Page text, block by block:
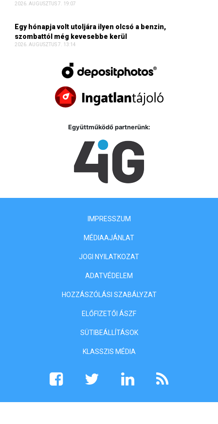
2026. AUGUSZTUS 7. 19:07
Egy hónapja volt utoljára ilyen olcsó a benzin,
szombattól még kevesebbe kerül
2026. AUGUSZTUS 7. 13:14
Együttműködő partnerünk:
IMPRESSZUM
MÉDIAAJÁNLAT
JOGI NYILATKOZAT
ADATVÉDELEM
HOZZÁSZÓLÁSI SZABÁLYZAT
ELŐFIZETŐI ÁSZF
SÜTIBEÁLLÍTÁSOK
KLASSZIS MÉDIA